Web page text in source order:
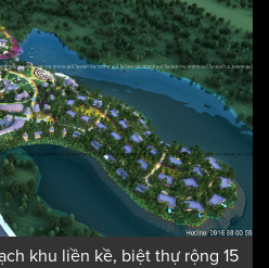
khu liền kề, biệt thự rộng 15